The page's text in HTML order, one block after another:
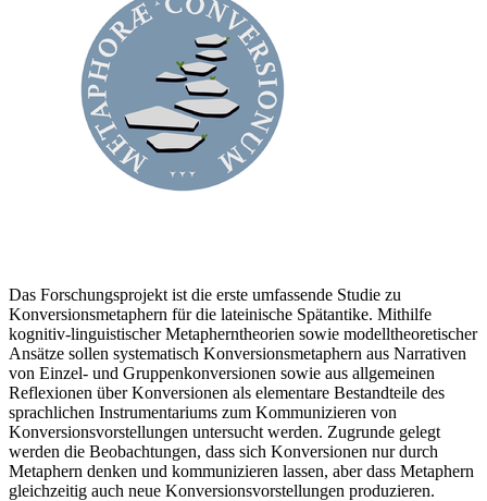
Das Forschungsprojekt ist die erste umfassende Studie zu
Konversionsmetaphern für die lateinische Spätantike. Mithilfe
kognitiv-linguistischer Metapherntheorien sowie modelltheoretischer
Ansätze sollen systematisch Konversionsmetaphern aus Narrativen
von Einzel- und Gruppenkonversionen sowie aus allgemeinen
Reflexionen über Konversionen als elementare Bestandteile des
sprachlichen Instrumentariums zum Kommunizieren von
Konversionsvorstellungen untersucht werden. Zugrunde gelegt
werden die Beobachtungen, dass sich Konversionen nur durch
Metaphern denken und kommunizieren lassen, aber dass Metaphern
gleichzeitig auch neue Konversionsvorstellungen produzieren.